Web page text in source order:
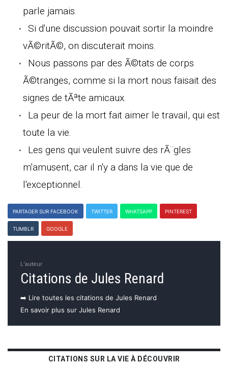
parle jamais.
Si d'une discussion pouvait sortir la moindre
vÃ©ritÃ©, on discuterait moins.
Nous passons par des Ã©tats de corps
Ã©tranges, comme si la mort nous faisait des
signes de tÃªte amicaux.
La peur de la mort fait aimer le travail, qui est
toute la vie.
Les gens qui veulent suivre des rÃ¨gles
m'amusent, car il n'y a dans la vie que de
l'exceptionnel.
PARTAGER SUR FACEBOOK TWITTER WHATSAPP PINTEREST
TUMBLR GOOGLE
L'auteur
Citations de Jules Renard
➡️ Lire toutes les citations de Jules Renard
En savoir plus sur Jules Renard
CITATIONS SUR LA VIE À DÉCOUVRIR